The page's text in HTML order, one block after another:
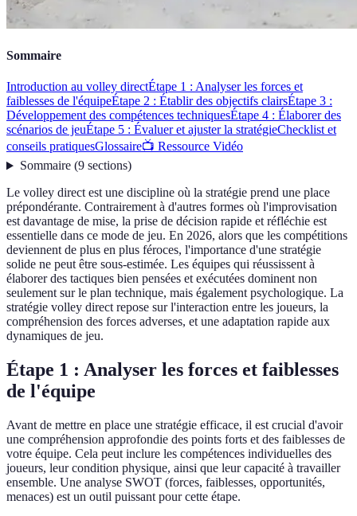
Sommaire
Introduction au volley directÉtape 1 : Analyser les forces et
faiblesses de l'équipeÉtape 2 : Établir des objectifs clairsÉtape 3 :
Développement des compétences techniquesÉtape 4 : Élaborer des
scénarios de jeuÉtape 5 : Évaluer et ajuster la stratégieChecklist et
conseils pratiquesGlossaire📺 Ressource Vidéo
Sommaire(9 sections)
Le volley direct est une discipline où la stratégie prend une place
prépondérante. Contrairement à d'autres formes où l'improvisation
est davantage de mise, la prise de décision rapide et réfléchie est
essentielle dans ce mode de jeu. En 2026, alors que les compétitions
deviennent de plus en plus féroces, l'importance d'une stratégie
solide ne peut être sous-estimée. Les équipes qui réussissent à
élaborer des tactiques bien pensées et exécutées dominent non
seulement sur le plan technique, mais également psychologique. La
stratégie volley direct repose sur l'interaction entre les joueurs, la
compréhension des forces adverses, et une adaptation rapide aux
dynamiques de jeu.
Étape 1 : Analyser les forces et faiblesses
de l'équipe
Avant de mettre en place une stratégie efficace, il est crucial d'avoir
une compréhension approfondie des points forts et des faiblesses de
votre équipe. Cela peut inclure les compétences individuelles des
joueurs, leur condition physique, ainsi que leur capacité à travailler
ensemble. Une analyse SWOT (forces, faiblesses, opportunités,
menaces) est un outil puissant pour cette étape.